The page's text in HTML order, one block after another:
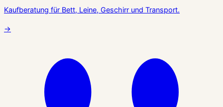
Kaufberatung für Bett, Leine, Geschirr und Transport.
→